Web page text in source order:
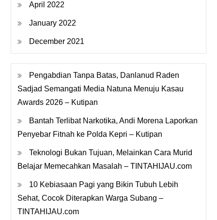
April 2022
January 2022
December 2021
Pengabdian Tanpa Batas, Danlanud Raden
Sadjad Semangati Media Natuna Menuju Kasau
Awards 2026 – Kutipan
Bantah Terlibat Narkotika, Andi Morena Laporkan
Penyebar Fitnah ke Polda Kepri – Kutipan
Teknologi Bukan Tujuan, Melainkan Cara Murid
Belajar Memecahkan Masalah – TINTAHIJAU.com
10 Kebiasaan Pagi yang Bikin Tubuh Lebih
Sehat, Cocok Diterapkan Warga Subang –
TINTAHIJAU.com